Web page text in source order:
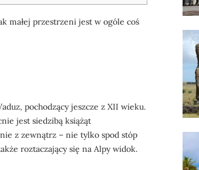
małej przestrzeni jest w ogóle coś
pochodzący jeszcze z XII wieku.
jest siedzibą książąt
z zewnątrz – nie tylko spod stóp
roztaczający się na Alpy widok.